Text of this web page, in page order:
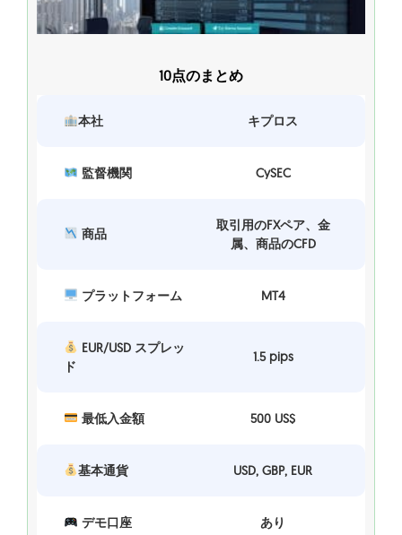
10点のまとめ
本社 キプロス
監督機関 CySEC
商品
取引用のFXペア、金
属、商品のCFD
プラットフォーム MT4
EUR/USD スプレッ
ド
1.5 pips
最低入金額 500 US$
基本通貨 USD, GBP, EUR
デモ口座 あり